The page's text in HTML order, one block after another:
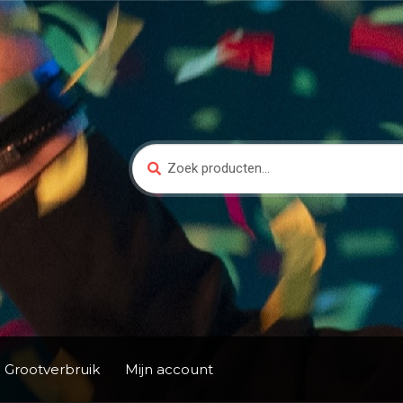
Zoeken
naar:
Zoeken
Grootverbruik Mijn account